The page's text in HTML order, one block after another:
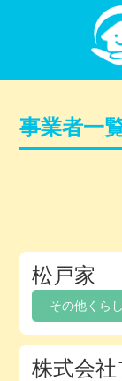
コンテンツに移動
事業者一
メ
ン
バ
ー
デ
ィ
松戸家
その他くら
株式会